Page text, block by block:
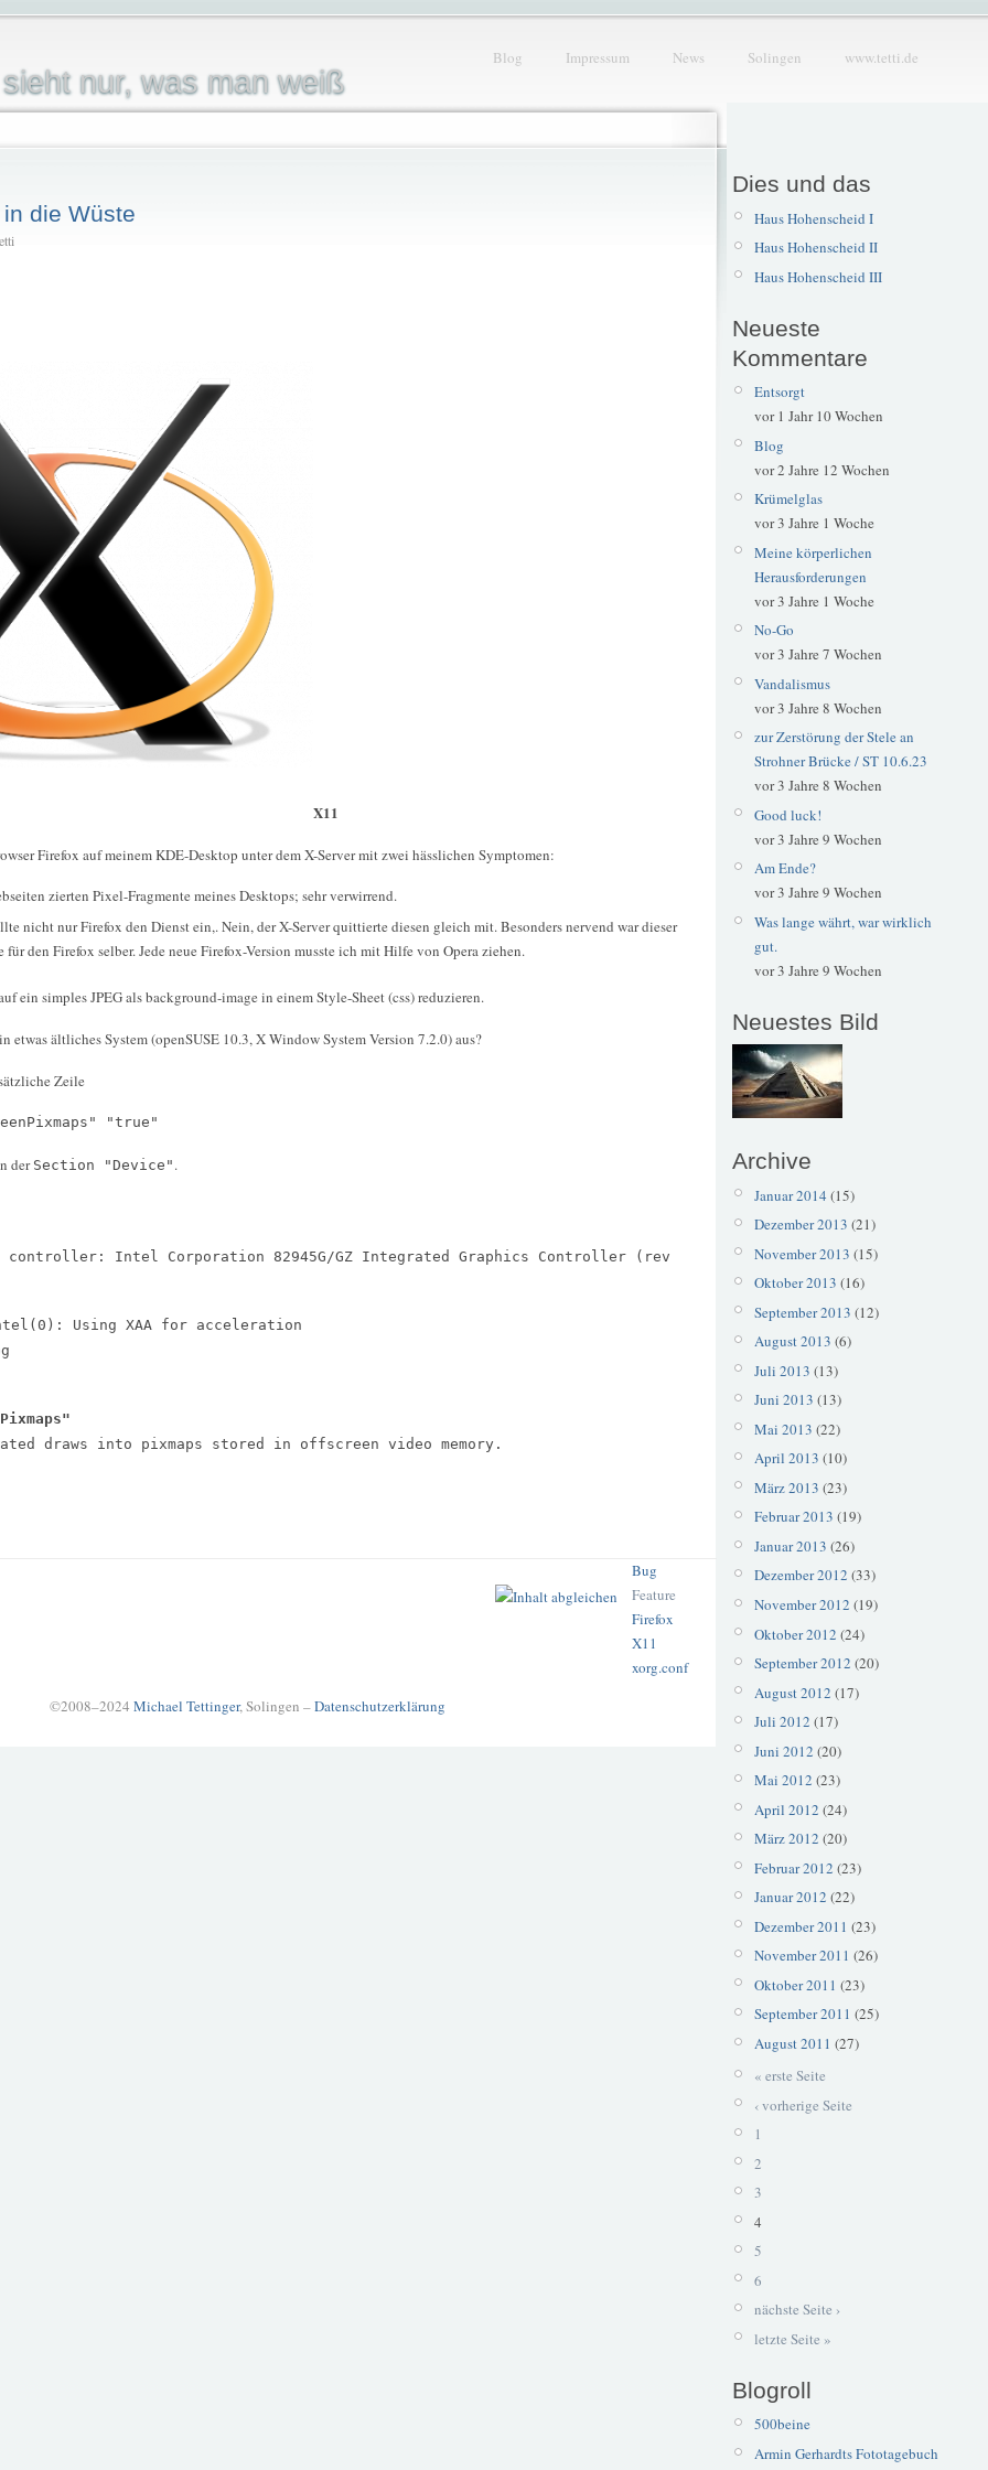
nur, was man weiß
Blog Impressum News Solingen www.tetti.de
die Wüste
X11
Firefox auf meinem KDE-Desktop unter dem X-Server mit zwei hässlichen Symptomen:
zierten Pixel-Fragmente meines Desktops; sehr verwirrend.
nicht nur Firefox den Dienst ein,. Nein, der X-Server quittierte diesen gleich mit. Besonders nervend war dieser
den Firefox selber. Jede neue Firefox-Version musste ich mit Hilfe von Opera ziehen.
ein simples JPEG als background-image in einem Style-Sheet (css) reduzieren.
etwas ältliches System (openSUSE 10.3, X Window System Version 7.2.0) aus?
Zeile
"true"
der Section "Device" .
controller: Intel Corporation 82945G/GZ Integrated Graphics Controller (rev
Using XAA for acceleration
draws into pixmaps stored in offscreen video memory.
Bug
Feature
Firefox
X11
xorg.conf
©2008–2024 Michael Tettinger, Solingen –Datenschutzerklärung
Dies und das
Haus Hohenscheid I
Haus Hohenscheid II
Haus Hohenscheid III
Neueste
Kommentare
Entsorgt
vor 1 Jahr 10 Wochen
Blog
vor 2 Jahre 12 Wochen
Krümelglas
vor 3 Jahre 1 Woche
Meine körperlichen
Herausforderungen
vor 3 Jahre 1 Woche
No-Go
vor 3 Jahre 7 Wochen
Vandalismus
vor 3 Jahre 8 Wochen
zur Zerstörung der Stele an
Strohner Brücke / ST 10.6.23
vor 3 Jahre 8 Wochen
Good luck!
vor 3 Jahre 9 Wochen
Am Ende?
vor 3 Jahre 9 Wochen
Was lange währt, war wirklich
gut.
vor 3 Jahre 9 Wochen
Neuestes Bild
Archive
Januar 2014 (15)
Dezember 2013 (21)
November 2013 (15)
Oktober 2013 (16)
September 2013 (12)
August 2013 (6)
Juli 2013 (13)
Juni 2013 (13)
Mai 2013 (22)
April 2013 (10)
März 2013 (23)
Februar 2013 (19)
Januar 2013 (26)
Dezember 2012 (33)
November 2012 (19)
Oktober 2012 (24)
September 2012 (20)
August 2012 (17)
Juli 2012 (17)
Juni 2012 (20)
Mai 2012 (23)
April 2012 (24)
März 2012 (20)
Februar 2012 (23)
Januar 2012 (22)
Dezember 2011 (23)
November 2011 (26)
Oktober 2011 (23)
September 2011 (25)
August 2011 (27)
« erste Seite
‹ vorherige Seite
1
2
3
4
5
6
nächste Seite ›
letzte Seite »
Blogroll
500beine
Armin Gerhardts Fototagebuch